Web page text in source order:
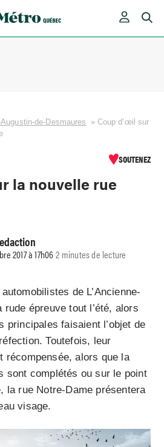
de-Desmaures » Coup d’œil sur
SOUTENEZ
la nouvelle rue
2017 à 17h062 minutes de lecture
de L’Ancienne-
épreuve tout l’été, alors
principales faisaient l’objet de
Toutefois, leur
récompensée, alors que la
sont complétés ou sur le point
la rue Notre-Dame présentera
visage.